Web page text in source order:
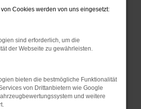
Error
Fehler aufgetreten.
Tipps, die dir helfen können:
Firewall und deine
Webseiten, zum Beispiel deine
Cookies werden von uns eingesetzt:
sind erforderlich, um die
der Webseite zu gewährleisten.
bieten die bestmögliche Funktionalität
von Drittanbietern wie Google
und weitere